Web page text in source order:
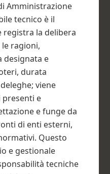
Amministrazione
tecnico è il
registra la delibera
ragioni,
designata e
durata
viene
e
e funge da
di enti esterni,
Questo
e gestionale
tecniche